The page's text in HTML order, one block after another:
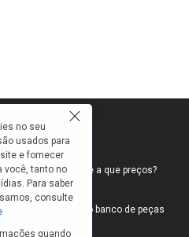
compro ingressos e a que preços?
criamos o banco de peças
no seu
usados para
e fornecer
você, tanto no
Para saber
consulte
quando